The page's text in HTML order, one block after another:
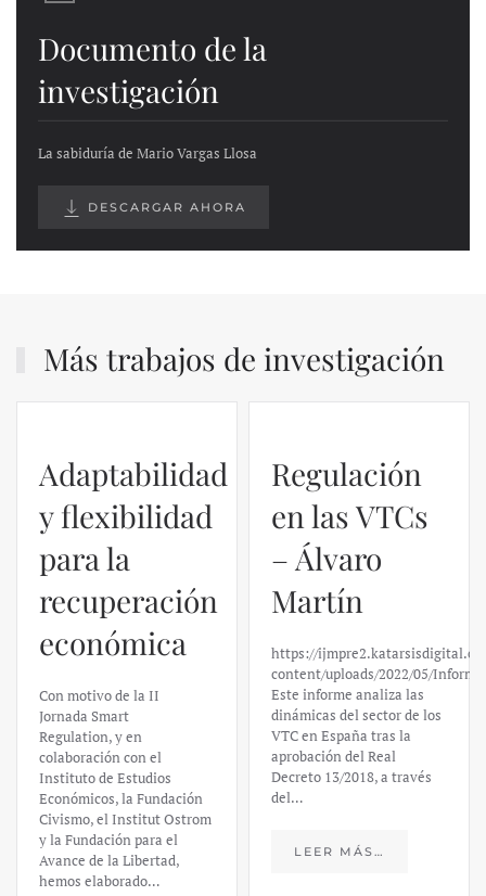
Documento de la
investigación
La sabiduría de Mario Vargas Llosa
DESCARGAR AHORA
Más trabajos de investigación
Adaptabilidad
y flexibilidad
para la
recuperación
económica
Con motivo de la II
Jornada Smart
Regulation, y en
colaboración con el
Instituto de Estudios
Económicos, la Fundación
Civismo, el Institut Ostrom
y la Fundación para el
Avance de la Libertad,
hemos elaborado…
Regulación
en las VTCs
– Álvaro
Martín
https://
content/uploads/2022/05/
Este informe analiza las
dinámicas del sector de los
VTC en España tras la
aprobación del Real
Decreto 13/2018, a través
del…
LEER MÁS…